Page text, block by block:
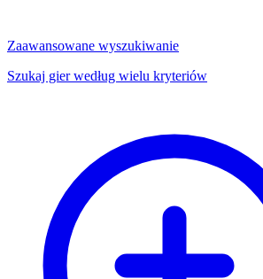
Zaawansowane wyszukiwanie
Szukaj gier według wielu kryteriów